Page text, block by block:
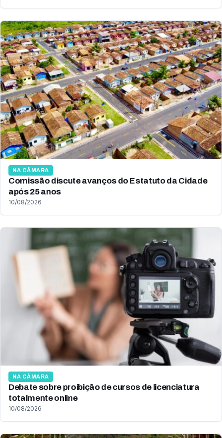
NA CÂMARA
Comissão discute avanços do Estatuto da Cidade
após 25 anos
10/08/2026
NA CÂMARA
Debate sobre proibição de cursos de licenciatura
totalmente online
10/08/2026